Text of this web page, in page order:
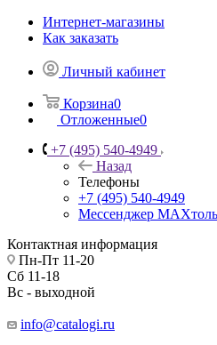
Интернет-магазины
Как заказать
Личный кабинет
Корзина0
Отложенные0
+7 (495) 540-4949
Назад
Телефоны
+7 (495) 540-4949
Мессенджер МАХ
Контактная информация
Пн-Пт 11-20
Сб 11-18
Вс - выходной
info@catalogi.ru